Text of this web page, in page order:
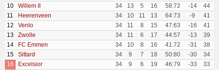
10
Willem II 34 13 5 16 58:72 -14
44
11
Heerenveen 34 10 11 13 64:73 -9
41
12
Venlo 34 11 8 15 47:63 -16
41
13
Zwolle 34 11 6 17 44:57 -13
39
14
FC Emmen 34 10 8 16 41:72 -31
38
15
Sittard 34 9 7 18 50:80 -30
34
16
Excelsior 34 9 6 19 46:79 -33
33